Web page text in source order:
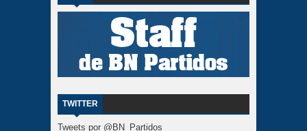
TWITTER
Tweets por @BN_Partidos